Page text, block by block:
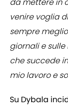
venire voglia
sempre
giornali e
che succede
mio lavoro e
Su Dybala